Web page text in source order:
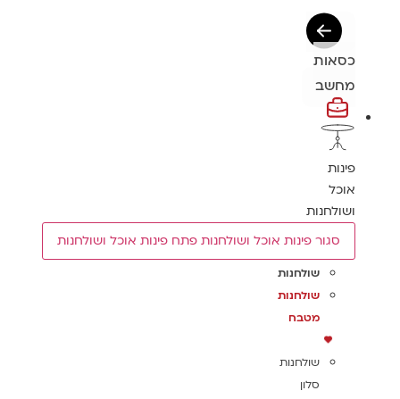
כסאות
מחשב
פינות
אוכל
ושולחנות
סגור פינות אוכל ושולחנות פתח פינות אוכל ושולחנות
שולחנות
שולחנות
מטבח
שולחנות
סלון